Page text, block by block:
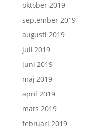
oktober 2019
september 2019
augusti 2019
juli 2019
juni 2019
maj 2019
april 2019
mars 2019
februari 2019